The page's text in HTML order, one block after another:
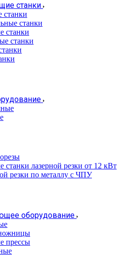
станки
станки
станки
станки
станки
лазерной резки от 12 кВт
резки по металлу с ЧПУ
оборудование
прессы